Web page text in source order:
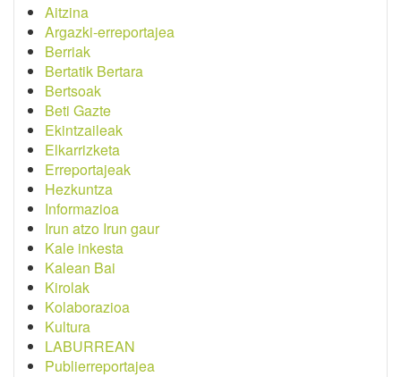
Aitzina
Argazki-erreportajea
Berriak
Bertatik Bertara
Bertsoak
Beti Gazte
Ekintzaileak
Elkarrizketa
Erreportajeak
Hezkuntza
Informazioa
Irun atzo Irun gaur
Kale inkesta
Kalean Bai
Kirolak
Kolaborazioa
Kultura
LABURREAN
Publierreportajea